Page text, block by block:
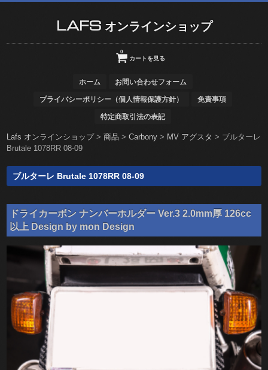
LAFS オンラインショップ
カートを見る
0
ホーム お問い合わせフォーム
プライバシーポリシー（個人情報保護方針） 免責事項
特定商取引法の表記
Lafs オンラインショップ>商品 >Carbony > MV アグスタ > ブルターレ
Brutale 1078RR 08-09
ブルターレ Brutale 1078RR 08-09
ドライカーボン ナンバーホルダー Ver.3 2.0mm厚 126cc
以上 Design by mon Design